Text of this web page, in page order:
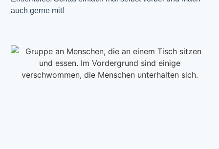
auch gerne mit!